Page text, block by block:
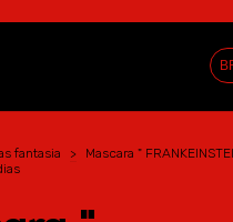
fantasia >
Mascara "